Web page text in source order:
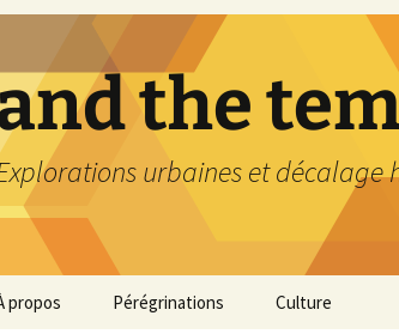
the
urbaines et décalage
propos Pérégrinations Culture